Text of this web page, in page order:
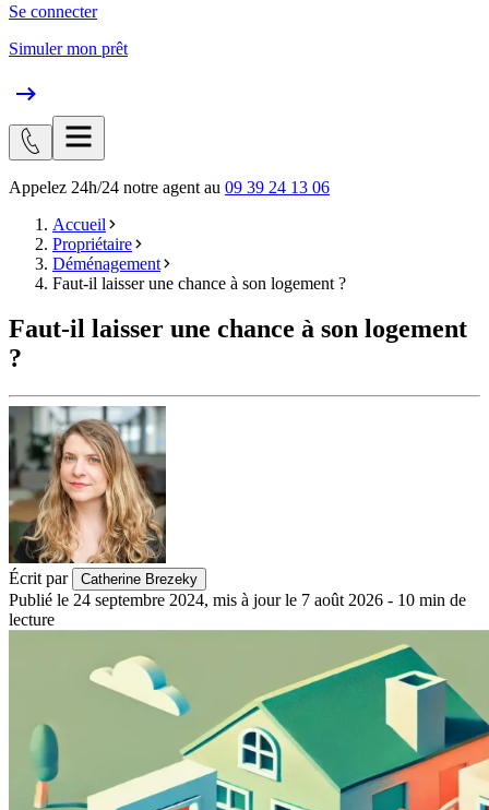
Se connecter
Simuler mon prêt
Appelez 24h/24 notre agent au 09 39 24 13 06
Accueil
Propriétaire
Déménagement
Faut-il laisser une chance à son logement ?
Faut-il laisser une chance à son logement
?
Écrit par Catherine Brezeky
Publié le 24 septembre 2024, mis à jour le 7 août 2026 - 10 min de
lecture